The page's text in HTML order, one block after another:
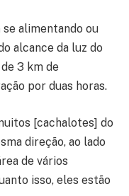
se alimentando ou
alcance da luz do
3 km de
por duas horas.
[cachalotes] do
direção, ao lado
de vários
isso, eles estão